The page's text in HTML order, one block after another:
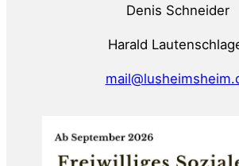
Denis Schneider
Harald